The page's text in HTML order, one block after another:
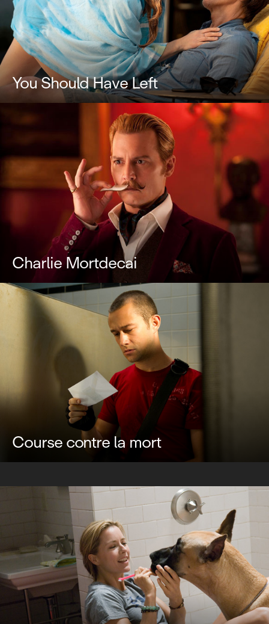
You Should Have Left
Charlie Mortdecai
Course contre la mort